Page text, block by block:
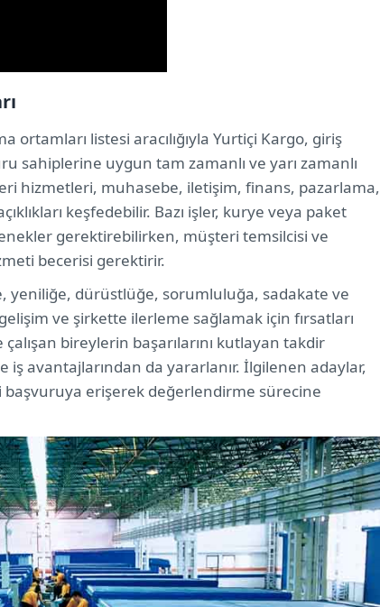
ortamları listesi aracılığıyla Yurtiçi Kargo, giriş
sahiplerine uygun tam zamanlı ve yarı zamanlı
hizmetleri, muhasebe, iletişim, finans, pazarlama,
keşfedebilir. Bazı işler, kurye veya paket
gerektirebilirken, müşteri temsilcisi ve
becerisi gerektirir.
yeniliğe, dürüstlüğe, sorumluluğa, sadakate ve
ve şirkette ilerleme sağlamak için fırsatları
bireylerin başarılarını kutlayan takdir
avantajlarından da yararlanır. İlgilenen adaylar,
erişerek değerlendirme sürecine